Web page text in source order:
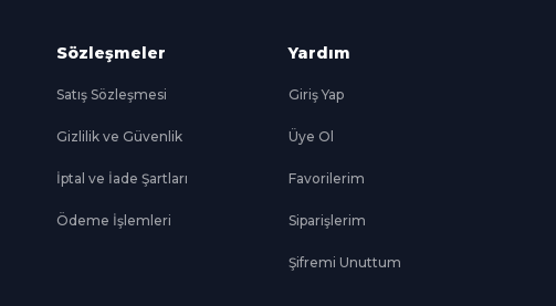
Sözleşmeler
Satış Sözleşmesi
Gizlilik ve Güvenlik
İptal ve İade Şartları
Ödeme İşlemleri
Yardım
Giriş Yap
Üye Ol
Favorilerim
Siparişlerim
Şifremi Unuttum